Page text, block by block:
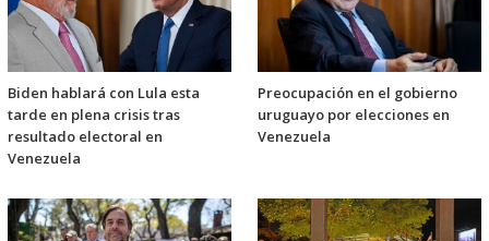
Biden hablará con Lula esta
tarde en plena crisis tras
resultado electoral en
Venezuela
Preocupación en el gobierno
uruguayo por elecciones en
Venezuela